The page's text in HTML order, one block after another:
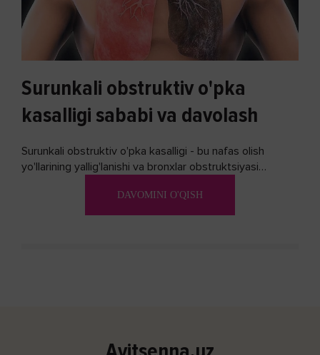
Surunkali obstruktiv o'pka
kasalligi sababi va davolash
Surunkali obstruktiv o'pka kasalligi - bu nafas olish
yo'llarining yallig'lanishi va bronxlar obstruktsiyasi
DAVOMINI O'QISH